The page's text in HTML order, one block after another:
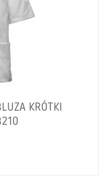
KRÓTKI